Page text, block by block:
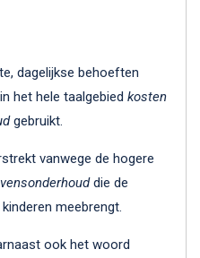
dagelijkse behoeften
het hele taalgebied kosten
gebruikt.
vanwege de hogere
die de
meebrengt.
ook het woord